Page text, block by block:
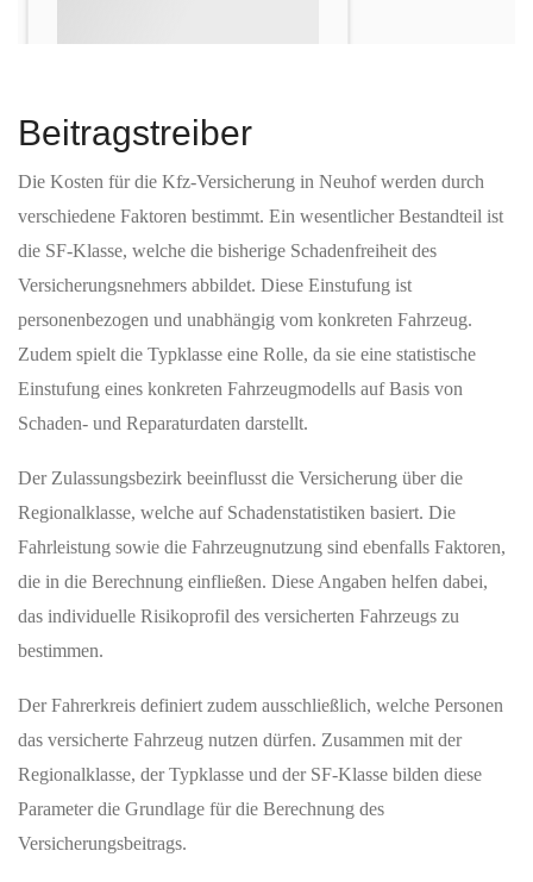
Beitragstreiber
Die Kosten für die Kfz-Versicherung in Neuhof werden durch
verschiedene Faktoren bestimmt. Ein wesentlicher Bestandteil ist
die SF-Klasse, welche die bisherige Schadenfreiheit des
Versicherungsnehmers abbildet. Diese Einstufung ist
personenbezogen und unabhängig vom konkreten Fahrzeug.
Zudem spielt die Typklasse eine Rolle, da sie eine statistische
Einstufung eines konkreten Fahrzeugmodells auf Basis von
Schaden- und Reparaturdaten darstellt.
Der Zulassungsbezirk beeinflusst die Versicherung über die
Regionalklasse, welche auf Schadenstatistiken basiert. Die
Fahrleistung sowie die Fahrzeugnutzung sind ebenfalls Faktoren,
die in die Berechnung einfließen. Diese Angaben helfen dabei,
das individuelle Risikoprofil des versicherten Fahrzeugs zu
bestimmen.
Der Fahrerkreis definiert zudem ausschließlich, welche Personen
das versicherte Fahrzeug nutzen dürfen. Zusammen mit der
Regionalklasse, der Typklasse und der SF-Klasse bilden diese
Parameter die Grundlage für die Berechnung des
Versicherungsbeitrags.